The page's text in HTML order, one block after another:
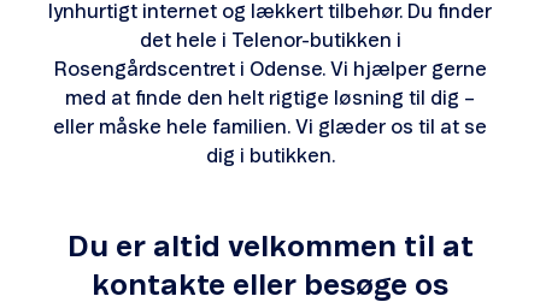
lynhurtigt internet og lækkert tilbehør. Du finder
det hele i Telenor-butikken i
Rosengårdscentret i Odense. Vi hjælper gerne
med at finde den helt rigtige løsning til dig –
eller måske hele familien. Vi glæder os til at se
dig i butikken.
Du er altid velkommen til at
kontakte eller besøge os